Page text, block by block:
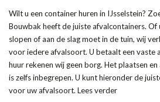
Wilt u een container huren in IJsselstein?
Bouwbak heeft de juiste afvalcontainers. Of
slopen of aan de slag moet in de tuin, wij
voor iedere afvalsoort. U betaalt een vaste
huur rekenen wij geen borg. Het plaatsen
is zelfs inbegrepen. U kunt hieronder de
voor uw afvalsoort. Lees verder